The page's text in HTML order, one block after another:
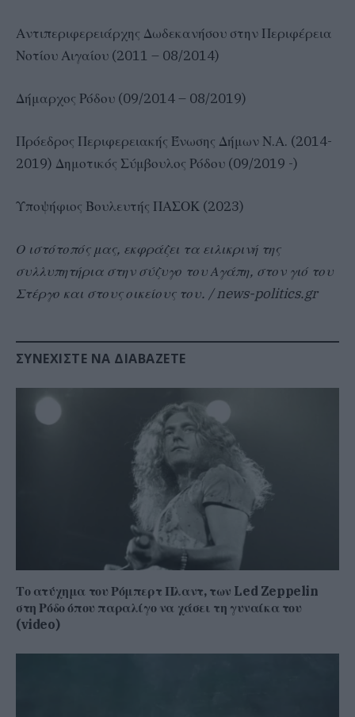
Αντιπεριφερειάρχης Δωδεκανήσου στην Περιφέρεια
Νοτίου Αιγαίου (2011 – 08/2014)
Δήμαρχος Ρόδου (09/2014 – 08/2019)
Πρόεδρος Περιφερειακής Ένωσης Δήμων Ν.Α. (2014-
2019) Δημοτικός Σύμβουλος Ρόδου (09/2019 -)
Υποψήφιος Βουλευτής ΠΑΣΟΚ (2023)
Ο ιστότοπός μας, εκφράζει τα ειλικρινή της
συλλυπητήρια στην σύζυγο του Αγάπη, στον γιό του
Στέργο και στους οικείους του. / news-politics.gr
ΣΥΝΕΧΊΣΤΕ ΝΑ ΔΙΑΒΆΖΕΤΕ
Το ατύχημα του Ρόμπερτ Πλαντ, των Led Zeppelin
στη Ρόδο όπου παραλίγο να χάσει τη γυναίκα του
(video)